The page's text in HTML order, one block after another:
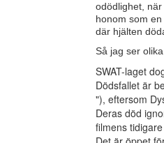
odödlighet,
honom som
där hjälten
Så jag ser
SWAT-laget
Dödsfallet är
"), eftersom
Deras död
filmens